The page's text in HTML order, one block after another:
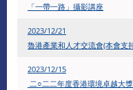
「一帶一路」攝影講座
2023/12/21
魯港產業和人才交流會(本會支
2023/12/15
二○二二年度香港環境卓越大